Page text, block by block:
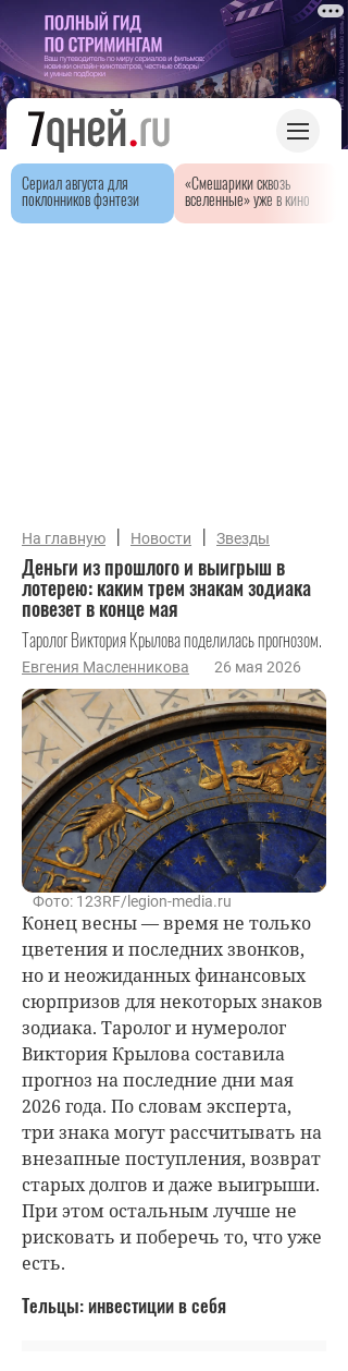
Сериал августа для
поклонников фэнтези
«Смешарики сквозь
вселенные» уже в кино
На главную | Новости | Звезды
Деньги из прошлого и выигрыш в
лотерею: каким трем знакам зодиака
повезет в конце мая
Таролог Виктория Крылова поделилась прогнозом.
Евгения Масленникова 26 мая 2026
Фото: 123RF/legion-media.ru
Конец весны — время не только
цветения и последних звонков,
но и неожиданных финансовых
сюрпризов для некоторых знаков
зодиака. Таролог и нумеролог
Виктория Крылова составила
прогноз на последние дни мая
2026 года. По словам эксперта,
три знака могут рассчитывать на
внезапные поступления, возврат
старых долгов и даже выигрыши.
При этом остальным лучше не
рисковать и поберечь то, что уже
есть.
Тельцы: инвестиции в себя